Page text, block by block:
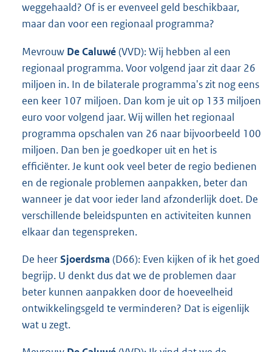
weggehaald? Of is er evenveel geld beschikbaar,
maar dan voor een regionaal programma?
Mevrouw De Caluwé(VVD): Wij hebben al een
regionaal programma. Voor volgend jaar zit daar 26
miljoen in. In de bilaterale programma's zit nog eens
een keer 107 miljoen. Dan kom je uit op 133 miljoen
euro voor volgend jaar. Wij willen het regionaal
programma opschalen van 26 naar bijvoorbeeld 100
miljoen. Dan ben je goedkoper uit en het is
efficiënter. Je kunt ook veel beter de regio bedienen
en de regionale problemen aanpakken, beter dan
wanneer je dat voor ieder land afzonderlijk doet. De
verschillende beleidspunten en activiteiten kunnen
elkaar dan tegenspreken.
De heerSjoerdsma (D66): Even kijken of ik het goed
begrijp. U denkt dus dat we de problemen daar
beter kunnen aanpakken door de hoeveelheid
ontwikkelingsgeld te verminderen? Dat is eigenlijk
wat u zegt.